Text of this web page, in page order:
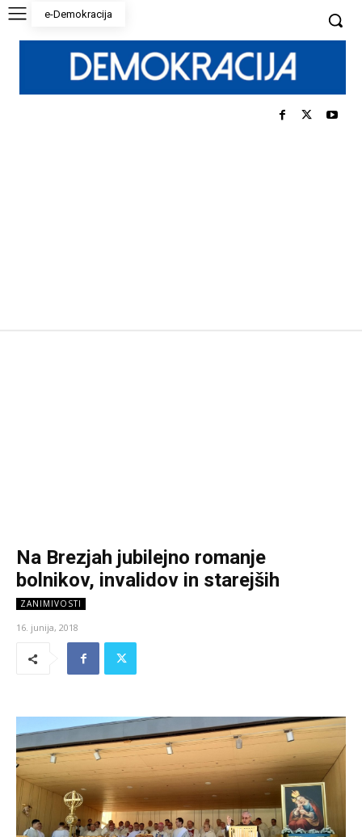
e-Demokracija
Na Brezjah jubilejno romanje
bolnikov, invalidov in starejših
ZANIMIVOSTI
16. junija, 2018